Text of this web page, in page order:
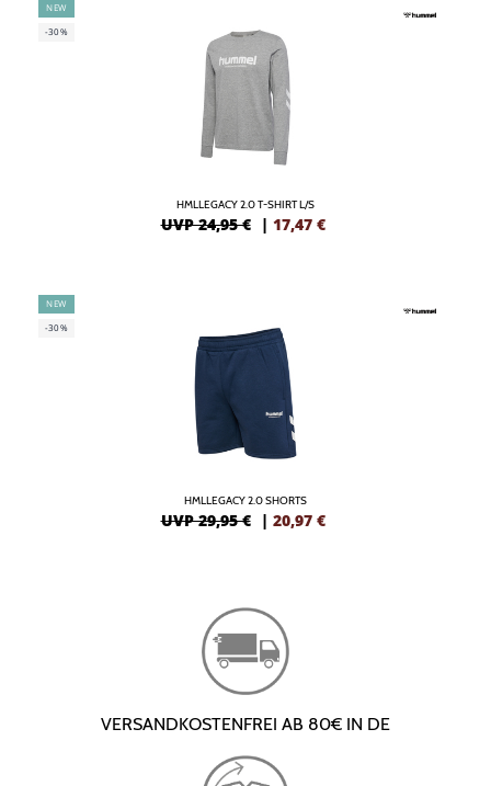
NEW
-30%
HMLLEGACY 2.0 T-SHIRT L/S
UVP 24,95 € | 17,47 €
NEW
-30%
HMLLEGACY 2.0 SHORTS
UVP 29,95 € | 20,97 €
VERSANDKOSTENFREI AB 80€ IN DE